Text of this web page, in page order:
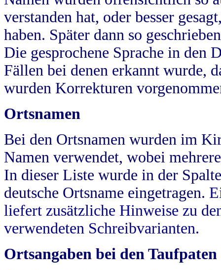
verstanden hat, oder besser
haben. Später dann so
Die gesprochene Sprache in
Fällen bei denen erkannt wurde,
wurden Korrekturen
Ortsnamen
Bei den Ortsnamen wurden im
Namen verwendet, wobei
In dieser Liste wurde in der
deutsche Ortsname eingetragen.
liefert zusätzliche Hinweise zu
verwendeten Schreibvarianten.
Ortsangaben bei den Taufpaten